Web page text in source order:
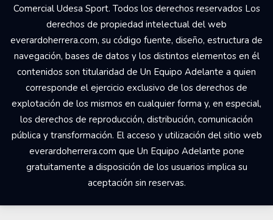
Comercial Udesa Sport. Todos los derechos reservados Los
derechos de propiedad intelectual del web
everardoherrera.com, su código fuente, diseño, estructura de
navegación, bases de datos y los distintos elementos en él
contenidos son titularidad de Un Equipo Adelante a quien
corresponde el ejercicio exclusivo de los derechos de
explotación de los mismos en cualquier forma y, en especial,
los derechos de reproducción, distribución, comunicación
pública y transformación. El acceso y utilización del sitio web
everardoherrera.com que Un Equipo Adelante pone
gratuitamente a disposición de los usuarios implica su
aceptación sin reservas.